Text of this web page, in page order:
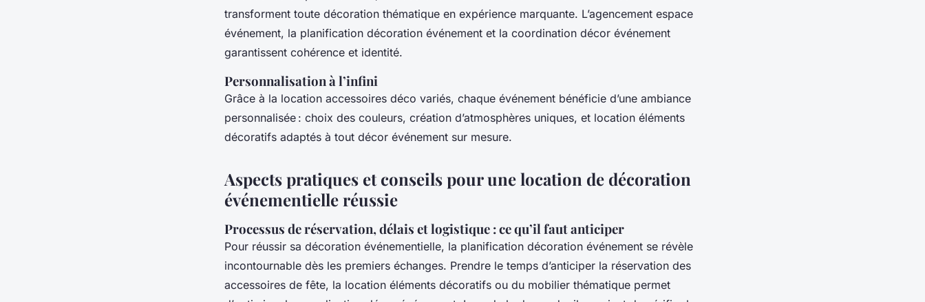
transforment toute décoration thématique en expérience marquante. L’agencement espace
événement, la planification décoration événement et la coordination décor événement
garantissent cohérence et identité.
Personnalisation à l’infini
Grâce à la location accessoires déco variés, chaque événement bénéficie d’une ambiance
personnalisée : choix des couleurs, création d’atmosphères uniques, et location éléments
décoratifs adaptés à tout décor événement sur mesure.
Aspects pratiques et conseils pour une location de décoration
événementielle réussie
Processus de réservation, délais et logistique : ce qu’il faut anticiper
Pour réussir sa décoration événementielle, la planification décoration événement se révèle
incontournable dès les premiers échanges. Prendre le temps d’anticiper la réservation des
accessoires de fête, la location éléments décoratifs ou du mobilier thématique permet